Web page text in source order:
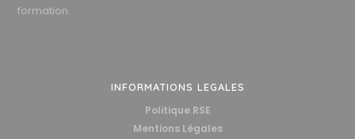
formation
INFORMATIONS LEGALES
Politique RSE
Mentions Légales